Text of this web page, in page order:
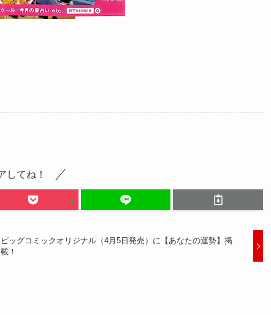
してね！
ビッグコミックオリジナル（4月5日発売）に【あなたの運勢】掲
載！